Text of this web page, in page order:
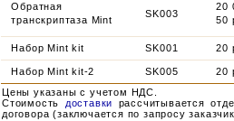
Цены указаны с учетом НДС.
Стоимость
доставки рассчитывается
договора (заключается по запросу
Обратная
транскриптаза Mint
SK003
20
50
Набор Mint kit SK001 20
Набор Mint kit-2 SK005 20